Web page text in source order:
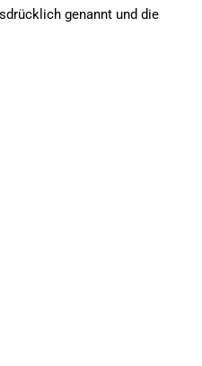
genannt und die